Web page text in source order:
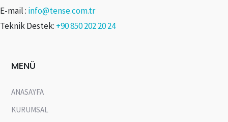
E-mail : info@tense.com.tr
Teknik Destek: +90 850 202 20 24
MENÜ
ANASAYFA
KURUMSAL